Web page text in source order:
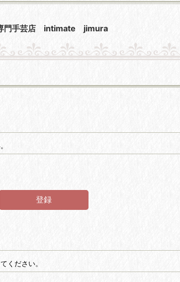
門手芸店 intimate jimura
登録
ください。